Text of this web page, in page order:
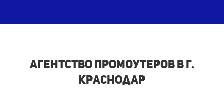
Агентство промоутеров в г.
Краснодар